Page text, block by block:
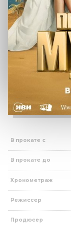
В прокате с
В прокате до
Хронометраж
Режиссер
Продюсер